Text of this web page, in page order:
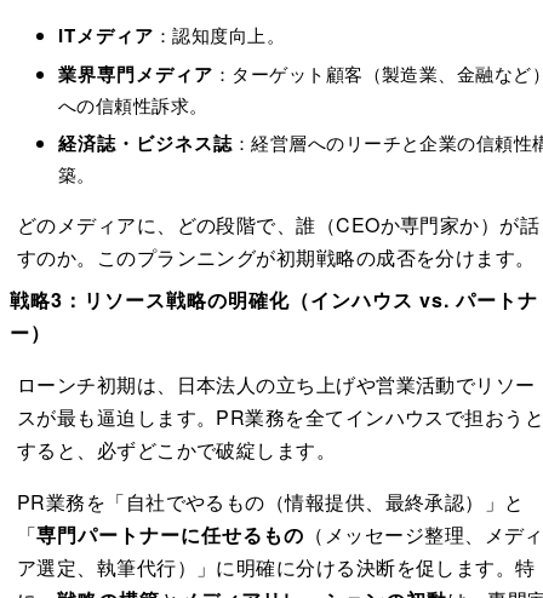
ITメディア ：認知度向上。
業界専門メディア ：ターゲット顧客（製造業、金融など
への信頼性訴求。
経済誌・ビジネス誌 ：経営層へのリーチと企業の信頼性
築。
どのメディアに、どの段階で、誰（CEOか専門家か）が話
すのか。このプランニングが初期戦略の成否を分けます。
戦略3：リソース戦略の明確化（インハウス vs. パートナ
ー）
ローンチ初期は、日本法人の立ち上げや営業活動でリソー
スが最も逼迫します。PR業務を全てインハウスで担おう
すると、必ずどこかで破綻します。
PR業務を「自社でやるもの（情報提供、最終承認）」と
「専門パートナーに任せるもの （メッセージ整理、メディ
ア選定、執筆代行）」に明確に分ける決断を促します。特